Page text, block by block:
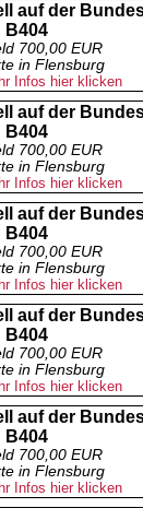
auf der
B404
700,00 EUR
in Flensburg
Infos hier klicken
auf der
B404
700,00 EUR
in Flensburg
Infos hier klicken
auf der
B404
700,00 EUR
in Flensburg
Infos hier klicken
auf der
B404
700,00 EUR
in Flensburg
Infos hier klicken
auf der
B404
700,00 EUR
in Flensburg
Infos hier klicken